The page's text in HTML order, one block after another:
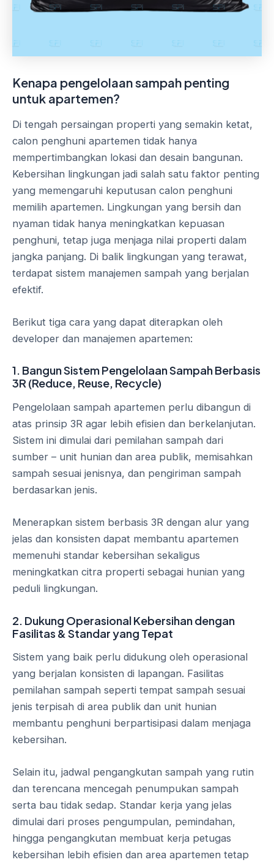
Kenapa pengelolaan sampah penting
untuk apartemen?
Di tengah persaingan properti yang semakin ketat,
calon penghuni apartemen tidak hanya
mempertimbangkan lokasi dan desain bangunan.
Kebersihan lingkungan jadi salah satu faktor penting
yang memengaruhi keputusan calon penghuni
memilih apartemen. Lingkungan yang bersih dan
nyaman tidak hanya meningkatkan kepuasan
penghuni, tetap juga menjaga nilai properti dalam
jangka panjang. Di balik lingkungan yang terawat,
terdapat sistem manajemen sampah yang berjalan
efektif.
Berikut tiga cara yang dapat diterapkan oleh
developer dan manajemen apartemen:
1. Bangun Sistem Pengelolaan Sampah Berbasis
3R (Reduce, Reuse, Recycle)
Pengelolaan sampah apartemen perlu dibangun di
atas prinsip 3R agar lebih efisien dan berkelanjutan.
Sistem ini dimulai dari pemilahan sampah dari
sumber – unit hunian dan area publik, memisahkan
sampah sesuai jenisnya, dan pengiriman sampah
berdasarkan jenis.
Menerapkan sistem berbasis 3R dengan alur yang
jelas dan konsisten dapat membantu apartemen
memenuhi standar kebersihan sekaligus
meningkatkan citra properti sebagai hunian yang
peduli lingkungan.
2. Dukung Operasional Kebersihan dengan
Fasilitas & Standar yang Tepat
Sistem yang baik perlu didukung oleh operasional
yang berjalan konsisten di lapangan. Fasilitas
pemilahan sampah seperti tempat sampah sesuai
jenis terpisah di area publik dan unit hunian
membantu penghuni berpartisipasi dalam menjaga
kebersihan.
Selain itu, jadwal pengangkutan sampah yang rutin
dan terencana mencegah penumpukan sampah
serta bau tidak sedap. Standar kerja yang jelas
dimulai dari proses pengumpulan, pemindahan,
hingga pengangkutan membuat kerja petugas
kebersihan lebih efisien dan area apartemen tetap